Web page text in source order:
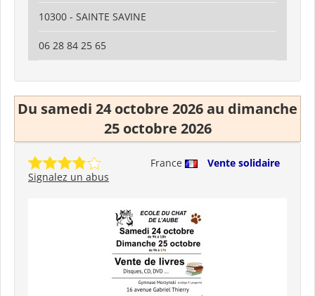
10300 - SAINTE SAVINE
06 28 84 25 65
Du samedi 24 octobre 2026 au dimanche
25 octobre 2026
France
Vente solidaire
Signalez un abus